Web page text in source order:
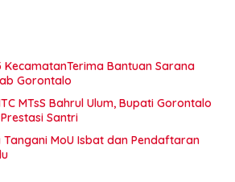
KecamatanTerima Bantuan Sarana
Gorontalo
MTsS Bahrul Ulum, Bupati Gorontalo
Santri
MoU Isbat dan Pendaftaran